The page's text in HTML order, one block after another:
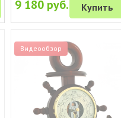
9 180 руб. Купить
Видеообзор